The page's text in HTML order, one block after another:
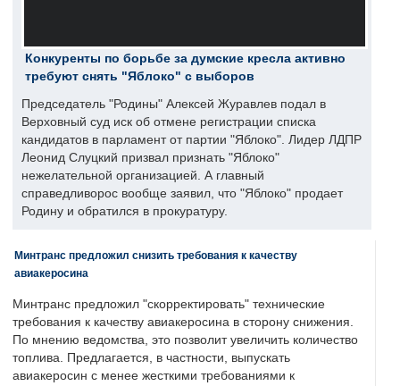
Конкуренты по борьбе за думские кресла активно
требуют снять "Яблоко" с выборов
Председатель "Родины" Алексей Журавлев подал в
Верховный суд иск об отмене регистрации списка
кандидатов в парламент от партии "Яблоко". Лидер ЛДПР
Леонид Слуцкий призвал признать "Яблоко"
нежелательной организацией. А главный
справедливорос вообще заявил, что "Яблоко" продает
Родину и обратился в прокуратуру.
Минтранс предложил снизить требования к качеству
авиакеросина
Минтранс предложил "скорректировать" технические
требования к качеству авиакеросина в сторону снижения.
По мнению ведомства, это позволит увеличить количество
топлива. Предлагается, в частности, выпускать
авиакеросин с менее жесткими требованиями к